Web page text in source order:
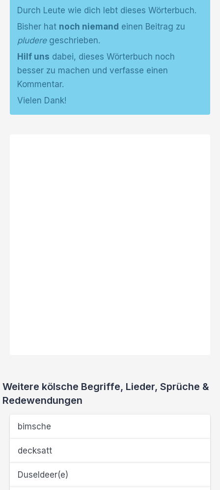
Durch Leute wie dich lebt dieses Wörterbuch.
Bisher hat noch niemand einen Beitrag zu
pluderegeschrieben.
Hilf uns dabei, dieses Wörterbuch noch
besser zu machen und verfasse einen
Kommentar.
Vielen Dank!
Weitere kölsche Begriffe, Lieder, Sprüche &
Redewendungen
bimsche
decksatt
Duseldeer(e)